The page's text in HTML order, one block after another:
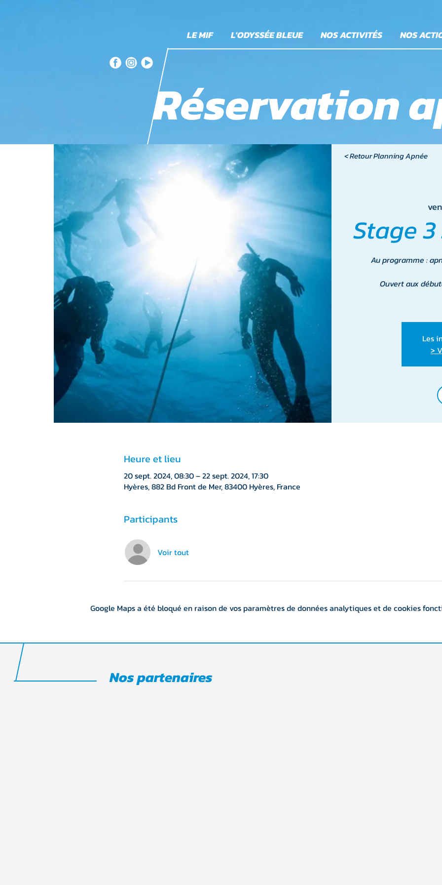
LE MIF L'ODYSSÉE BLEUE NOS ACTIVITÉS NOS
Réservation
Stage 3
Au programme :
Ouvert aux
Les
>
Heure et lieu
20 sept. 2024, 08:30 – 22 sept. 2024, 17:30
Hyères, 882 Bd Front de Mer, 83400 Hyères, France
Participants
Voir tout
Google Maps a été bloqué en raison de vos paramètres de données analytiques et de cookies
< Retour Planning Apnée
Nos partenaires